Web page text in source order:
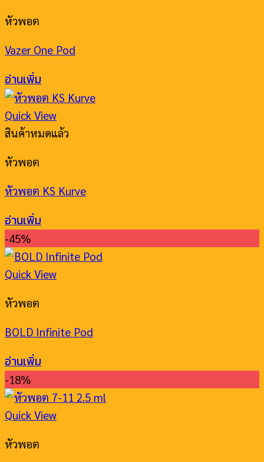
หัวพอต
Vazer One Pod
อ่านเพิ่ม
Quick View
สินค้าหมดแล้ว
หัวพอต
หัวพอต KS Kurve
อ่านเพิ่ม
-45%
Quick View
หัวพอต
BOLD Infinite Pod
อ่านเพิ่ม
-18%
Quick View
หัวพอต